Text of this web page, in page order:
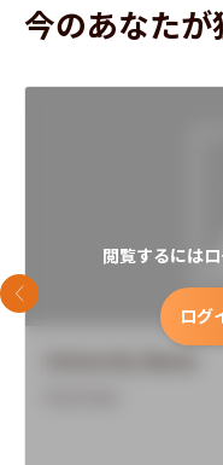
今のあなた
閲覧するには
ログ
前のスライド